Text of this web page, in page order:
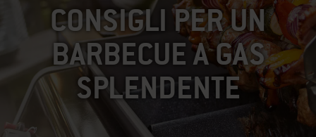
CONSIGLI PER UN
BARBECUE A GAS
SPLENDENTE